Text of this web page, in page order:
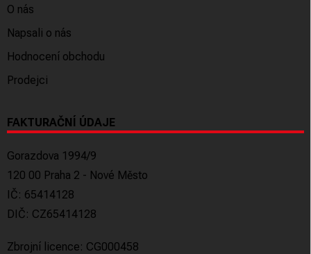
O nás
Napsali o nás
Hodnocení obchodu
Prodejci
FAKTURAČNÍ ÚDAJE
Gorazdova 1994/9
120 00 Praha 2 - Nové Město
IČ: 65414128
DIČ: CZ65414128
Zbrojní licence: CG000458